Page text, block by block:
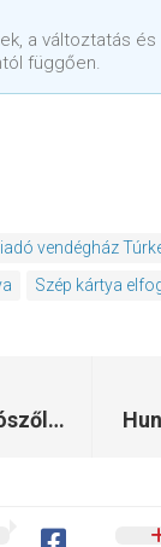
a változtatás és
függően.
vendégház
Szép kártya
Hanna Vendégház Somlószőlős